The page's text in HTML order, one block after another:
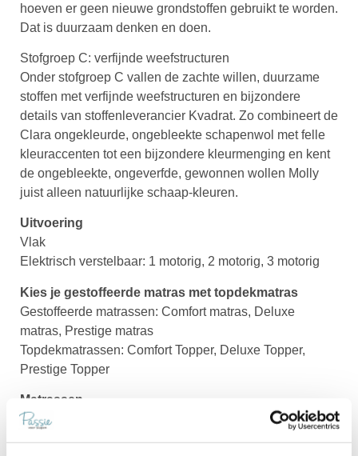
hoeven er geen nieuwe grondstoffen gebruikt te worden.
Dat is duurzaam denken en doen.
Stofgroep C: verfijnde weefstructuren
Onder stofgroep C vallen de zachte willen, duurzame
stoffen met verfijnde weefstructuren en bijzondere
details van stoffenleverancier Kvadrat. Zo combineert de
Clara ongekleurde, ongebleekte schapenwol met felle
kleuraccenten tot een bijzondere kleurmenging en kent
de ongebleekte, ongeverfde, gewonnen wollen Molly
juist alleen natuurlijke schaap-kleuren.
Uitvoering
Vlak
Elektrisch verstelbaar: 1 motorig, 2 motorig, 3 motorig
Kies je gestoffeerde matras met topdekmatras
Gestoffeerde matrassen: Comfort matras, Deluxe
matras, Prestige matras
Topdekmatrassen: Comfort Topper, Deluxe Topper,
Prestige Topper
Matrassen
In plaats van een gestoffeerd matras met topdekmatras